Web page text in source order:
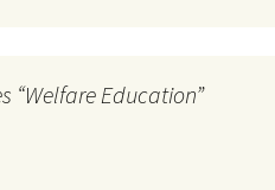
“Welfare Education”